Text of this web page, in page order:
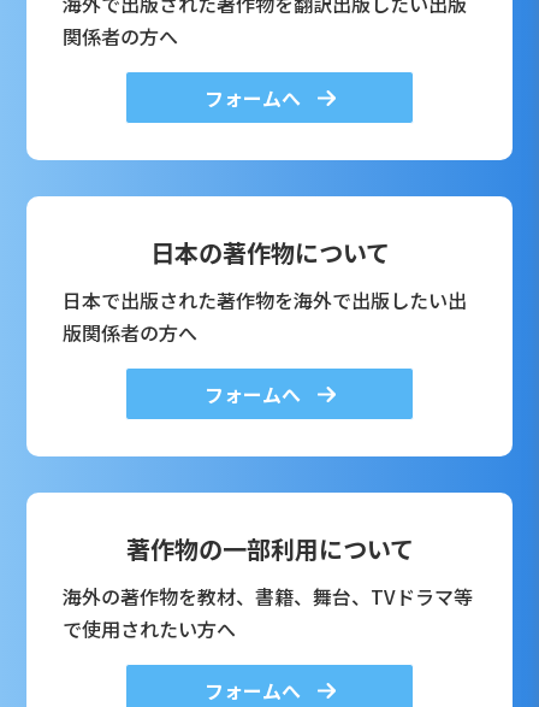
関係者の方へ
フォームへ
日本の著作物について
日本で出版された著作物を海外で出版したい出
版関係者の方へ
フォームへ
著作物の一部利用について
海外の著作物を教材、書籍、舞台、TVドラマ等
で使用されたい方へ
フォームへ